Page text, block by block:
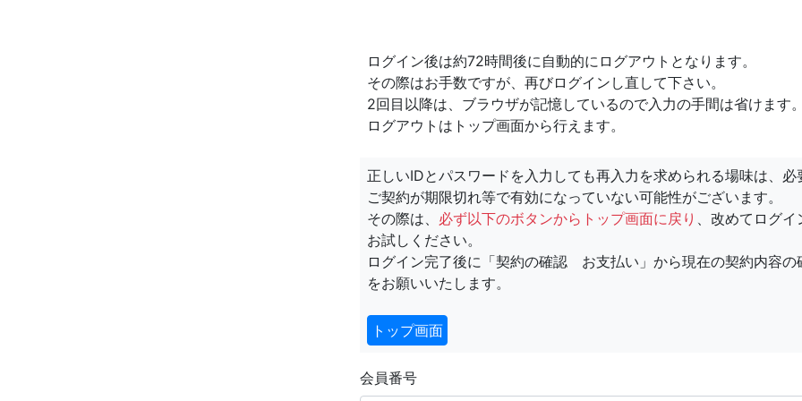
ログイン後は約72時間後に自動的にログアウトとなります。
その際はお手数ですが、再びログインし直して下さい。
2回目以降は、ブラウザが記憶しているので入力の手間は省けます。
ログアウトはトップ画面から行えます。
正しいIDとパスワードを入力しても再入力を求められる場味は、必
ご契約が期限切れ等で有効になっていない可能性がございます。
その際は、 必ず以下のボタンからトップ画面に戻り 、改めてログイ
お試しください。
ログイン完了後に「契約の確認 お支払い」から現在の契約内容の
をお願いいたします。
トップ画面
会員番号